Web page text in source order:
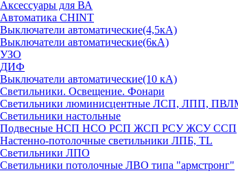
Аксессуары для ВА
Автоматика CHINT
Выключатели автоматические(4,5кА)
Выключатели автоматические(6кА)
УЗО
ДИФ
Выключатели автоматические(10 кА)
Светильники. Освещение. Фонари
Светильники люминисцентные ЛСП, ЛПП,
Светильники настольные
Подвесные НСП НСО РСП ЖСП РСУ ЖСУ ССП
Настенно-потолочные светильники ЛПБ, TL
Светильники ЛПО
Светильники потолочные ЛВО типа "армстронг"